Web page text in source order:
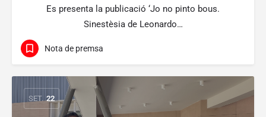
Es presenta la publicació ‘Jo no pinto bous.
Sinestèsia de Leonardo…
Nota de premsa
SET. 22